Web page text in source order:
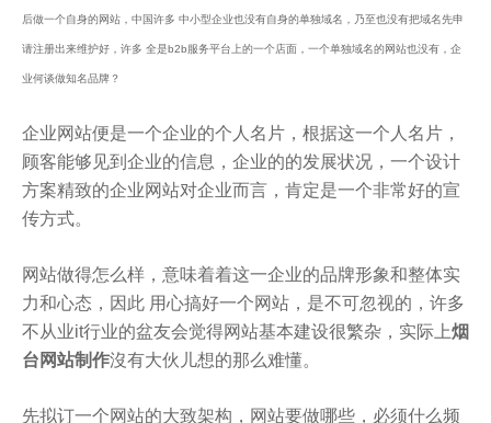
后做一个自身的网站，中国许多 中小型企业也没有自身的单独域名，乃至也没有把域名先申
请注册出来维护好，许多 全是b2b服务平台上的一个店面，一个单独域名的网站也没有，企
业何谈做知名品牌？
企业网站便是一个企业的个人名片，根据这一个人名片，
顾客能够见到企业的信息，企业的的发展状况，一个设计
方案精致的企业网站对企业而言，肯定是一个非常好的宣
传方式。
网站做得怎么样，意味着着这一企业的品牌形象和整体实
力和心态，因此 用心搞好一个网站，是不可忽视的，许多
不从业it行业的盆友会觉得网站基本建设很繁杂，实际上烟
台网站制作沒有大伙儿想的那么难懂。
先拟订一个网站的大致架构，网站要做哪些，必须什么频